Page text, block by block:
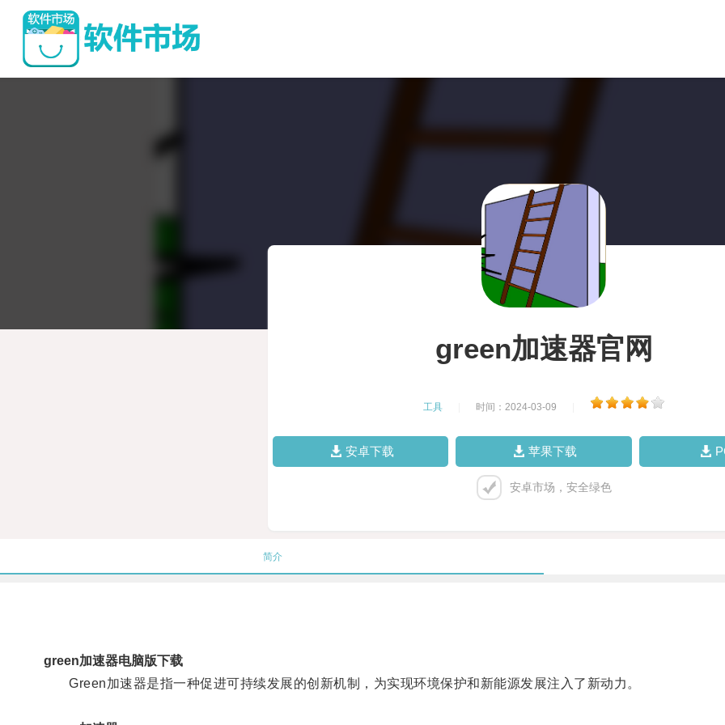
green加速器官网
工具 时间：2024-03-09
安卓下载 苹果下载
安卓市场，安全绿色
简介
green加速器电脑版下载
Green加速器是指一种促进可持续发展的创新机制，为实现环境保护和新能源发展注入了新动力。